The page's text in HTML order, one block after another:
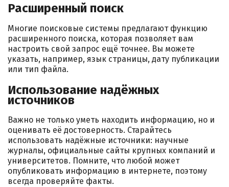
Расширенный поиск
Многие поисковые системы предлагают функцию
расширенного поиска, которая позволяет вам
настроить свой запрос ещё точнее. Вы можете
указать, например, язык страницы, дату публикации
или тип файла.
Использование надёжных
источников
Важно не только уметь находить информацию, но и
оценивать её достоверность. Старайтесь
использовать надёжные источники: научные
журналы, официальные сайты крупных компаний и
университетов. Помните, что любой может
опубликовать информацию в интернете, поэтому
всегда проверяйте факты.